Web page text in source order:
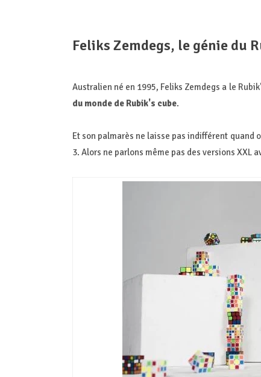
Feliks Zemdegs, le génie du
Australien né en 1995, Feliks Zemdegs a le
du monde de Rubik's cube.
Et son palmarès ne laisse pas indifférent
3. Alors ne parlons même pas des versions XXL